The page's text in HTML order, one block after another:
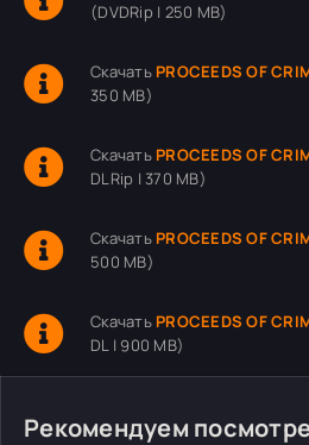
(DVDRip | 250 MB)
Скачать PROCEEDS OF
350 MB)
Скачать PROCEEDS OF
DLRip | 370 MB)
Скачать PROCEEDS OF
500 MB)
Скачать PROCEEDS OF
DL | 900 MB)
Рекомендуем